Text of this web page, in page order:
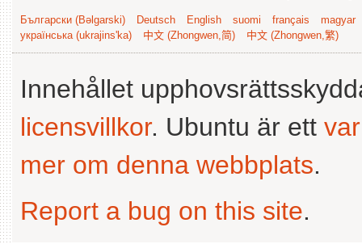
Български (Bəlgarski) Deutsch English suomi français
magyar
українська (ukrajins'ka)
中文 (Zhongwen,简) 中文 (Zhongwen,繁)
Innehållet
licensvillkor. Ubuntu är ett
mer om denna webbplats.
Report a bug on this site.